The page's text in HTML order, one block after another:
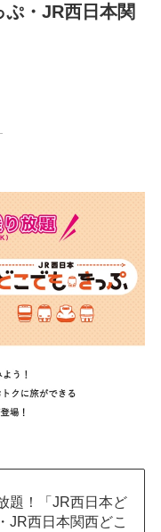
・JR西日本関
題！「JR西日本ど
JR西日本関西どこ